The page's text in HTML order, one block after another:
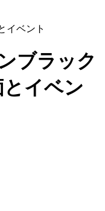
イベント
ブラック
イベン